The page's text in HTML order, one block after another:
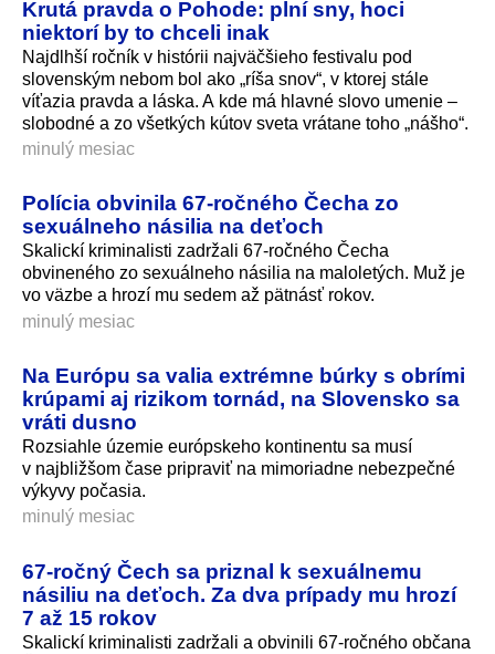
Krutá pravda o Pohode: plní sny, hoci
niektorí by to chceli inak
Najdlhší ročník v histórii najväčšieho festivalu pod
slovenským nebom bol ako „ríša snov“, v ktorej stále
víťazia pravda a láska. A kde má hlavné slovo umenie –
slobodné a zo všetkých kútov sveta vrátane toho „nášho“.
minulý mesiac
Polícia obvinila 67-ročného Čecha zo
sexuálneho násilia na deťoch
Skalickí kriminalisti zadržali 67-ročného Čecha
obvineného zo sexuálneho násilia na maloletých. Muž je
vo väzbe a hrozí mu sedem až pätnásť rokov.
minulý mesiac
Na Európu sa valia extrémne búrky s obrími
krúpami aj rizikom tornád, na Slovensko sa
vráti dusno
Rozsiahle územie európskeho kontinentu sa musí
v najbližšom čase pripraviť na mimoriadne nebezpečné
výkyvy počasia.
minulý mesiac
67-ročný Čech sa priznal k sexuálnemu
násiliu na deťoch. Za dva prípady mu hrozí
7 až 15 rokov
Skalickí kriminalisti zadržali a obvinili 67-ročného občana